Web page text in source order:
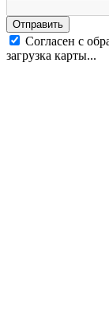
Отправить
Согласен с
загрузка карты...